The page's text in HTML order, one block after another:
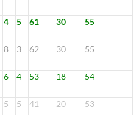
4 5 61 30 55
8 3 62 30 55
6 4 53 18 54
5 5 41 20 53